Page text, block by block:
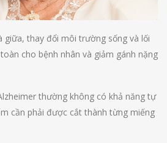
giữa, thay đổi môi trường sống và lối
cho bệnh nhân và giảm gánh nặng
thường không có khả năng tự
cần phải được cắt thành từng miếng